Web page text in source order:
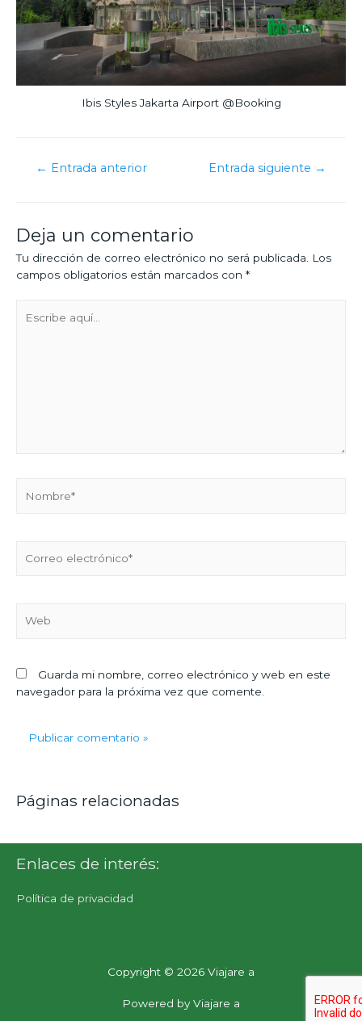
Ibis Styles Jakarta Airport @Booking
← Entrada anterior Entrada siguiente →
Deja un comentario
Tu dirección de correo electrónico no será publicada.
Los
campos obligatorios están marcados con *
Guarda mi nombre, correo electrónico y web en este
navegador para la próxima vez que comente.
Páginas relacionadas
Enlaces de interés:
Política de privacidad
Copyright © 2026 Viajare a
Powered byViajare a